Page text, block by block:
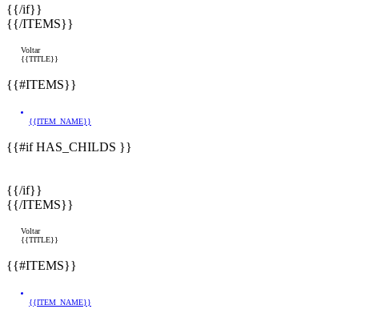
{{/if}}
{{/ITEMS}}
Voltar
{{TITLE}}
{{#ITEMS}}
{{ITEM_NAME}}
{{#if HAS_CHILDS }}
{{/if}}
{{/ITEMS}}
Voltar
{{TITLE}}
{{#ITEMS}}
{{ITEM_NAME}}